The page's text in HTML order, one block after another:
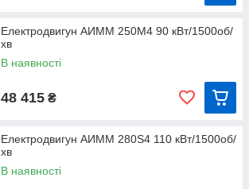
Електродвигун АИМM 250M4 90 кВт/1500об/
хв
В наявності
48 415 ₴
Електродвигун АИМM 280S4 110 кВт/1500об/
хв
В наявності